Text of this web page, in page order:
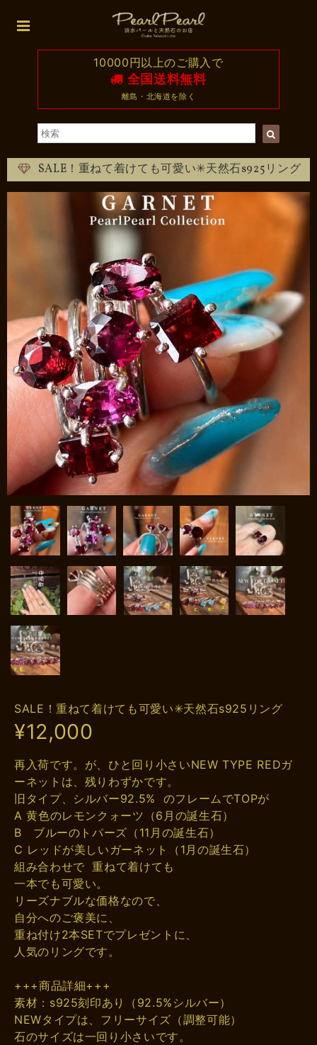
10000円以上のご購入で
全国送料無料
離島・北海道を除く
SALE！重ねて着けても可愛い✳︎天然石s925リング
SALE！重ねて着けても可愛い✳︎天然石s925リング
¥12,000
再入荷です。が、ひと回り小さいNEW TYPE REDガ
ーネットは、残りわずかです。
旧タイプ、シルバー92.5% のフレームでTOPが
A 黄色のレモンクォーツ（6月の誕生石）
B ブルーのトパーズ（11月の誕生石）
C レッドが美しいガーネット（1月の誕生石）
組み合わせで 重ねて着けても
一本でも可愛い。
リーズナブルな価格なので、
自分へのご褒美に、
重ね付け2本SETでプレゼントに、
人気のリングです。
+++商品詳細+++
素材：s925刻印あり（92.5%シルバー）
NEWタイプは、フリーサイズ（調整可能）
石のサイズは一回り小さいです。